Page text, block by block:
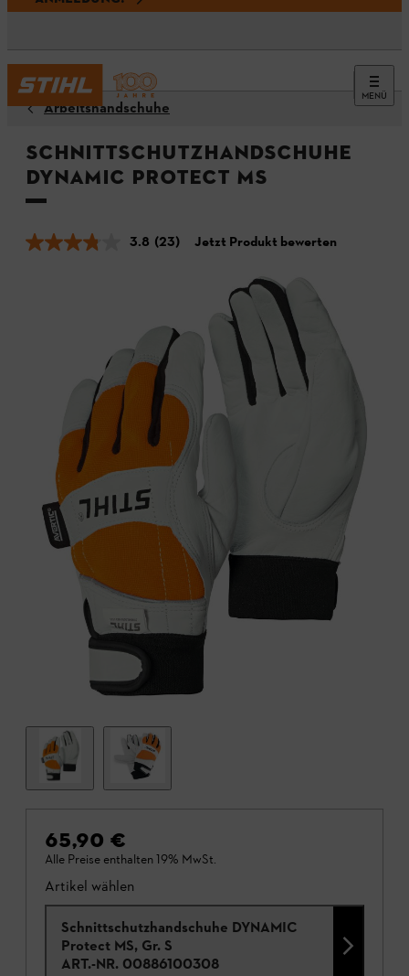
MENÜ
Arbeitshandschuhe
Schnittschutzhandschuhe
DYNAMIC Protect MS
3.8 (23) Jetzt Produkt bewerten
65,90 €
Alle Preise enthalten 19% MwSt.
Artikel wählen
Schnittschutzhandschuhe DYNAMIC
Protect MS, Gr. S
ART.-NR. 00886100308